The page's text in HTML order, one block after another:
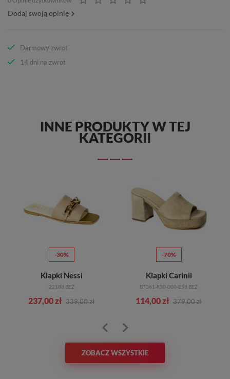
Dodaj swoją opinię
Darmowy zwrot
14 dni na zwrot
INNE PRODUKTY W TEJ
KATEGORII
-30%
Klapki Nessi
22188 BEŻ
237,00 zł 339,00 zł
-70%
Klapki Carinii
B7361-R30-000-E58 BEŻ
114,00 zł 379,00 zł
ZOBACZ WSZYSTKIE